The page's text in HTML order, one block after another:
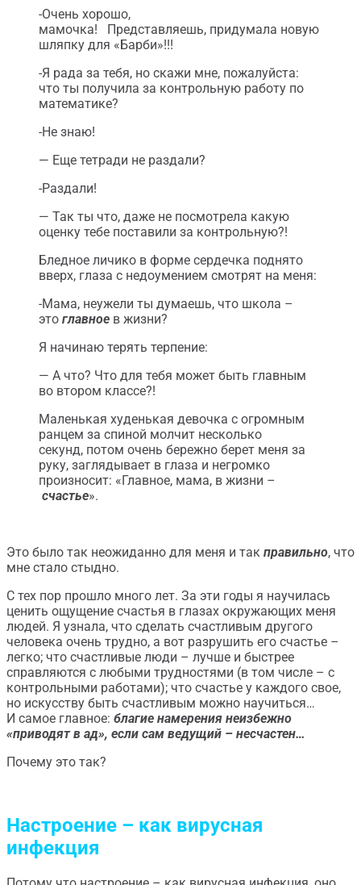
-Очень хорошо,
мамочка! Представляешь, придумала новую
шляпку для «Барби»!!!
-Я рада за тебя, но скажи мне, пожалуйста:
что ты получила за контрольную работу по
математике?
-Не знаю!
— Еще тетради не раздали?
-Раздали!
— Так ты что, даже не посмотрела какую
оценку тебе поставили за контрольную?!
Бледное личико в форме сердечка поднято
вверх, глаза с недоумением смотрят на меня:
-Мама, неужели ты думаешь, что школа –
это главное в жизни?
Я начинаю терять терпение:
— А что? Что для тебя может быть главным
во втором классе?!
Маленькая худенькая девочка с огромным
ранцем за спиной молчит несколько
секунд, потом очень бережно берет меня за
руку, заглядывает в глаза и негромко
произносит: «Главное, мама, в жизни –
счастье».
Это было так неожиданно для меня и так правильно, что
мне стало стыдно.
С тех пор прошло много лет. За эти годы я научилась
ценить ощущение счастья в глазах окружающих меня
людей. Я узнала, что сделать счастливым другого
человека очень трудно, а вот разрушить его счастье –
легко; что счастливые люди – лучше и быстрее
справляются с любыми трудностями (в том числе – с
контрольными работами); что счастье у каждого свое,
но искусству быть счастливым можно научиться…
И самое главное: благие намерения неизбежно
«приводят в ад», если сам ведущий – несчастен…
Почему это так?
Настроение – как вирусная
инфекция